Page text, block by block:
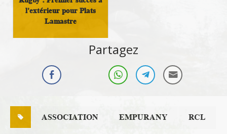
l'extérieur pour Plats
Lamastre
Partagez
ASSOCIATION EMPURANY RCL